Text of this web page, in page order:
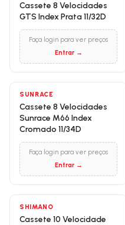
Cassete 8 Velocidades
GTS Index Prata 11/32D
Faça login para ver preços
Entrar →
SUNRACE
Cassete 8 Velocidades
Sunrace M66 Index
Cromado 11/34D
Faça login para ver preços
Entrar →
SHIMANO
Cassete 10 Velocidade